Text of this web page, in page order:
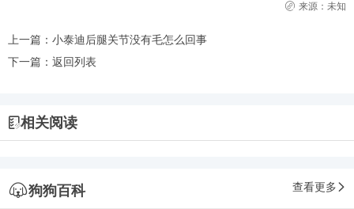
来源：未知
上一篇： 小泰迪后腿关节没有毛怎么回事
下一篇： 返回列表
相关阅读
狗狗百科 查看更多